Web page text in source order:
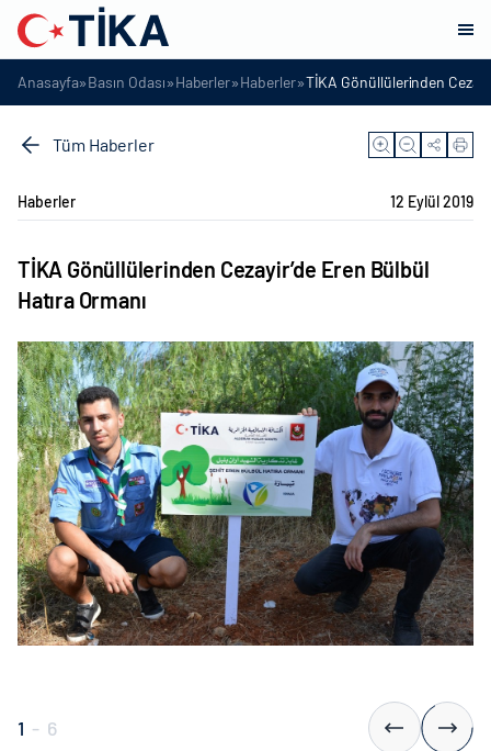
Anasayfa»Basın Odası»Haberler»Haberler»TİKA Gönüllülerinden
Tüm Haberler
Haberler 12 Eylül 2019
TİKA Gönüllülerinden Cezayir’de Eren Bülbül
Hatıra Ormanı
1 - 6